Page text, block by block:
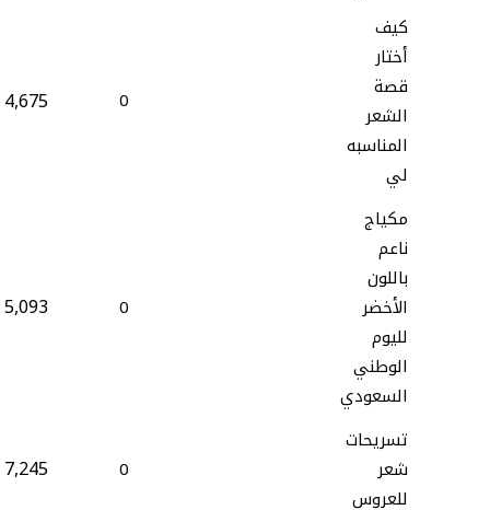
كيف
أختار
قصة
الشعر
المناسبه
لي
0
4,675
مكياج
ناعم
باللون
الأخضر
لليوم
الوطني
السعودي
0
5,093
تسريحات
شعر
للعروس
0
7,245